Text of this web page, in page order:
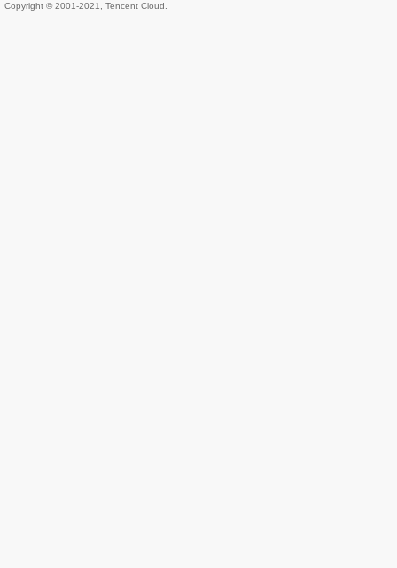
Copyright © 2001-2021, Tencent Cloud.